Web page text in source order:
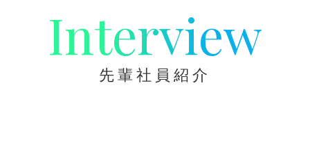
Interview
先輩社員紹介